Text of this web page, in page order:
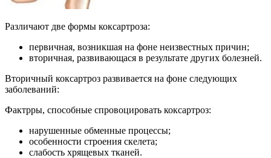
Различают две формы коксартроза:
первичная, возникшая на фоне неизвестных причин;
вторичная, развивающася в результате других болезней.
Вторичный коксартроз развивается на фоне следующих
заболеваний:
Фактрры, способные спровоцировать коксартроз:
нарушенные обменные процессы;
особенности строения скелета;
слабость хрящевых тканей.